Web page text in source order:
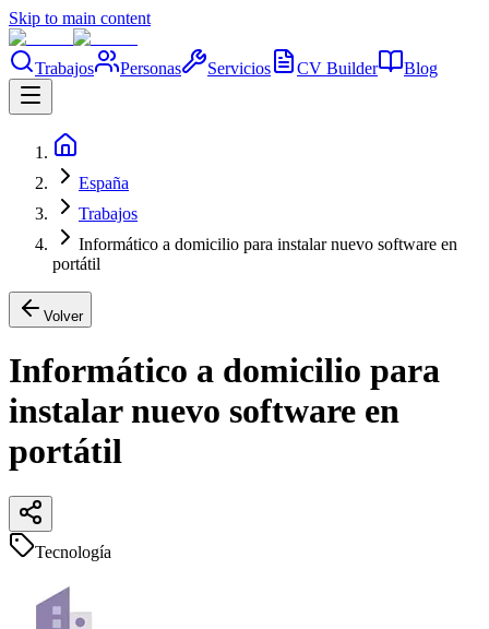
Skip to main content
Trabajos Personas Servicios CV Builder Blog
España
Trabajos
Informático a domicilio para instalar nuevo software en
portátil
Volver
Informático a domicilio para
instalar nuevo software en
portátil
Tecnología